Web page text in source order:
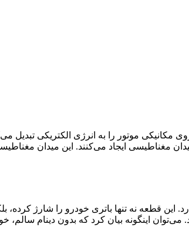
مکانیکی موتور را به انرژی الکتریکی تبدیل
مغناطیسی ایجاد می‌کنند. این میدان
این قطعه نه تنها باتری خودرو را شارژ
اینگونه بیان کرد که بدون دینام